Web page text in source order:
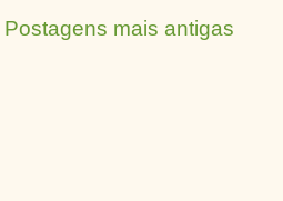
Postagens mais antigas